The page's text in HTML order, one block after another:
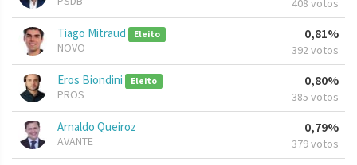
408 votos
Tiago Mitraud Eleito
NOVO
0,81%
392 votos
Eros Biondini Eleito
PROS
0,80%
385 votos
Arnaldo Queiroz
AVANTE
0,79%
379 votos